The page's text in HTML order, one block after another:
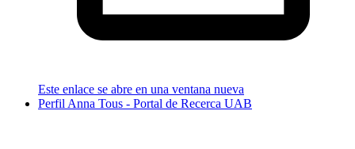
Este enlace se abre en una ventana nueva
Perfil Anna Tous - Portal de Recerca UAB